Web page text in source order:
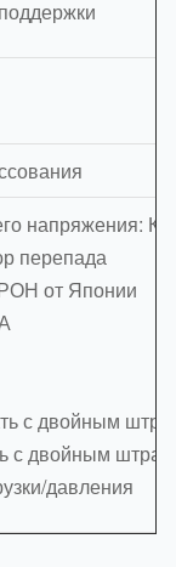
напряжения:
перепада
от Японии
с двойным
с двойным
давления